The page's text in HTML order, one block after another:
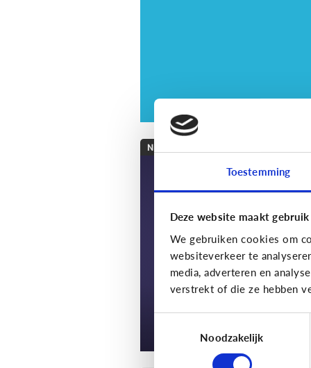
Toestemming
Deze website maakt
We gebruiken cookies om
websiteverkeer te
media, adverteren en
verstrekt of die ze hebben
Noodzakelijk
Nieuws en informatie
7 tips om met je kind
te praten over